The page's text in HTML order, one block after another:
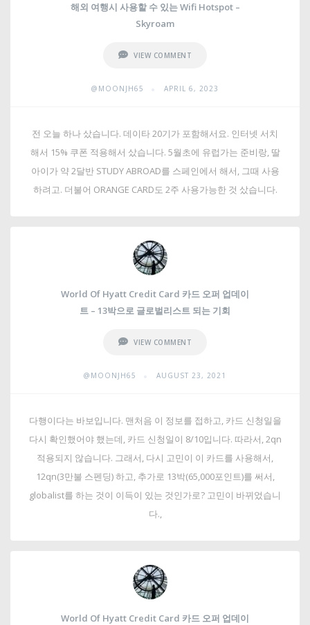
해외 여행시 사용할 수 있는 Wifi Hotspot –
Skyroam
VIEW COMMENT
@MOONJH65 APRIL 6, 2023
전 오늘 하나 샀습니다. 데이타 20기가 포함해서요. 인터넷 서치
해서 15% 쿠폰 적용해서 샀습니다. 5월초에 유럽가는 준비랑, 딸
아이가 약 2달반 STUDY ABROAD를 스페인에서 해서, 그때 사용
하려고. 더불어 ORANGE CARD도 2주 사용가능한 것 샀습니다.
World Of Hyatt Credit Card 카드 오퍼 업데이
트 – 13박으로 글로벌리스트 되는 기회
VIEW COMMENT
@MOONJH65 AUGUST 23, 2021
다행이다는 바보입니다. 맨처음 이 정보를 접하고, 카드 신청일을
다시 확인했어야 했는데, 카드 신청일이 8/10입니다. 따라서, 2qn
적용되지 않습니다. 그래서, 다시 고민이 이 카드를 사용해서,
12qn(3만불 스펜딩) 하고, 추가로 13박(65,000포인트)를 써서,
globalist를 하는 것이 이득이 있는 것인가로? 고민이 바뀌었습니
다.,
World Of Hyatt Credit Card 카드 오퍼 업데이